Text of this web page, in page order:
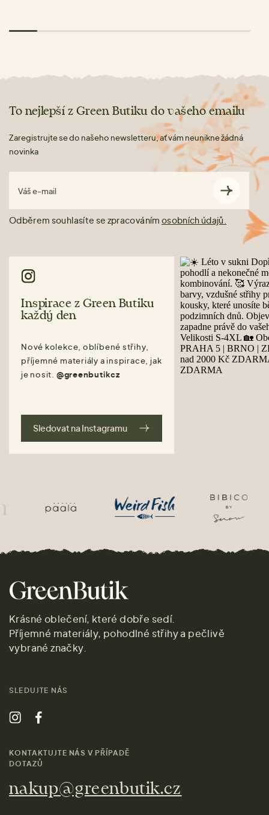
To nejlepší z Green Butiku do vašeho emailu
Zaregistrujte se do našeho newsletteru, ať vám neunikne žádná
novinka
Váš e-mail
Odběrem souhlasíte se zpracováním osobních údajů.
Inspirace z Green Butiku
každý den
Nové kolekce, oblíbené střihy,
příjemné materiály a inspirace, jak
je nosit. @greenbutikcz
Sledovat na Instagramu
Krásné oblečení, které dobře sedí.
Příjemné materiály, pohodlné střihy a pečlivě
vybrané značky.
SLEDUJTE NÁS
KONTAKTUJTE NÁS V PŘÍPADĚ
DOTAZŮ
nakup@greenbutik.cz